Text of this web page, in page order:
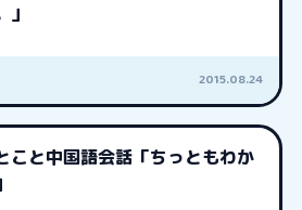
2015.08.24
こと中国語会話「ちっともわか